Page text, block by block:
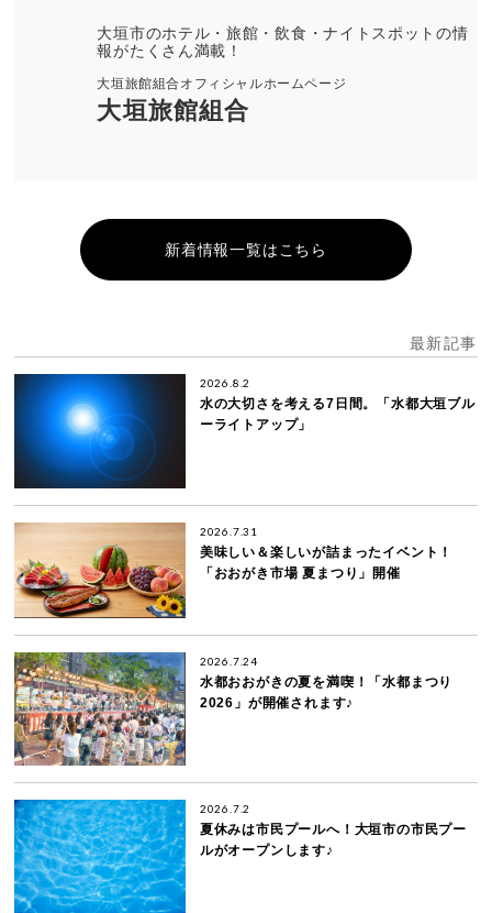
大垣市のホテル・旅館・飲食・ナイトスポットの情
報がたくさん満載！
大垣旅館組合オフィシャルホームページ
大垣旅館組合
新着情報一覧はこちら
最新記事
2026.8.2
水の大切さを考える7日間。「水都大垣ブル
ーライトアップ」
2026.7.31
美味しい＆楽しいが詰まったイベント！
「おおがき市場 夏まつり」開催
2026.7.24
水都おおがきの夏を満喫！「水都まつり
2026」が開催されます♪
2026.7.2
夏休みは市民プールへ！大垣市の市民プー
ルがオープンします♪